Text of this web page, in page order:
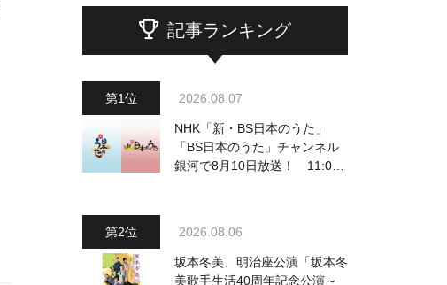
記事ランキング
2026.08.07
NHK「新・BS日本のうた」
「BS日本のうた」チャンネル
銀河で8月10日放送！ 11:00
出演者・曲目情報
2026.08.06
坂本冬美、明治座公演「坂本冬
美歌手生活40周年記念公演～